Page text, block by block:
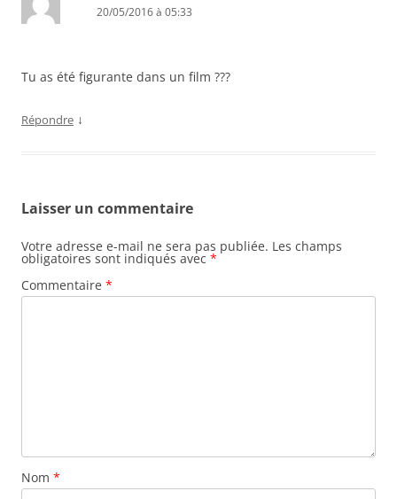
20/05/2016 à 05:33
Tu as été figurante dans un film ???
Répondre ↓
Laisser un commentaire
Votre adresse e-mail ne sera pas publiée. Les champs
obligatoires sont indiqués avec *
Commentaire *
Nom *